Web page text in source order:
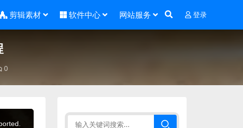
剪辑素材 软件中心 网站服务 登录
0